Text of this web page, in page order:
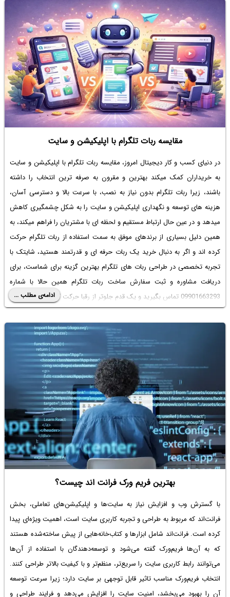
مقایسه ربات تلگرام با اپلیکیشن و سایت
در دنیای کسب و کار دیجیتال امروز، مقایسه ربات تلگرام با اپلیکیشن و سایت
به خریداران کمک میکند بهترین و مقرون به صرفه ترین انتخاب را داشته
باشند، زیرا ربات تلگرام بدون نیاز به نصب، با سرعت بالا و دسترسی آسان،
هزینه های توسعه و نگهداری اپلیکیشن و سایت را به شکل چشمگیری کاهش
میدهد و در عین حال ارتباط مستقیم و لحظه ای با مشتریان را فراهم میکند، به
همین دلیل بسیاری از برندهای موفق به سمت استفاده از ربات تلگرام حرکت
کرده اند و اگر به دنبال خرید یک ربات حرفه ای و قدرتمند هستید، شایتک با
تجربه تخصصی در طراحی ربات های تلگرام بهترین گزینه برای شماست، برای
دریافت مشاوره و ثبت سفارش ساخت ربات تلگرام همین حالا با شماره
09901663293 تماس بگیرید و یک قدم جلوتر از رقبا حرکت کنید.
ادامه‌ی مطلب ...
بهترین فریم ورک فرانت اند چیست؟
با گسترش وب و افزایش نیاز به سایت‌ها و اپلیکیشن‌های تعاملی، بخش
فرانت‌اند که مربوط به طراحی و تجربه کاربری سایت است، اهمیت ویژه‌ای پیدا
کرده است. فرانت‌اند شامل ابزارها و کتاب‌خانه‌هایی از پیش ساخته‌شده هستند
که به آن‌ها فریم‌ورک گفته می‌شود و توسعه‌دهندگان با استفاده از آن‌ها
می‌توانند رابط‌ کاربری سایت را سریع‌تر، منظم‌تر و با کیفیت بالاتر طراحی کنند.
انتخاب فریم‌ورک مناسب تاثیر قابل توجهی بر سایت دارد؛ زیرا سرعت توسعه
آن را بهبود می‌بخشد، امنیت سایت را افزایش می‌دهد و فرایند طراحی و